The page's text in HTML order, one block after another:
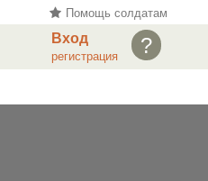
Помощь солдатам
?
Вход
регистрация